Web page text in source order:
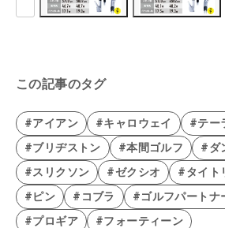
この記事のタグ
#アイアン #キャロウェイ
#テー
#ブリヂストン
#本間ゴルフ
#ダ
#スリクソン
#ゼクシオ #タイト
#ピン
#コブラ #ゴルフパートナ
#プロギア
#フォーティーン